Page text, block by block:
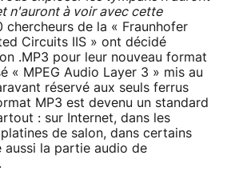
n'auront à voir avec cette
chercheurs de la « Fraunhofer
Circuits IIS » ont décidé
.MP3 pour leur nouveau format
« MPEG Audio Layer 3 » mis au
réservé aux seuls ferrus
MP3 est devenu un standard
: sur Internet, dans les
de salon, dans certains
aussi la partie audio de